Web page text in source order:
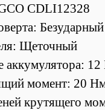
CDLI12328
Безударный
Щеточный
аккумулятора: 12
момент: 20
крутящего